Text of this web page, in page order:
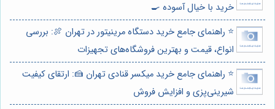
خرید با خیال آسوده 🍳
⭐️ راهنمای جامع خرید دستگاه مرینیتور در تهران 🍖: بررسی
انواع، قیمت و بهترین فروشگاه‌های تجهیزات
⭐️ راهنمای جامع خرید میکسر قنادی تهران 🍰: ارتقای کیفیت
شیرینی‌پزی و افزایش فروش